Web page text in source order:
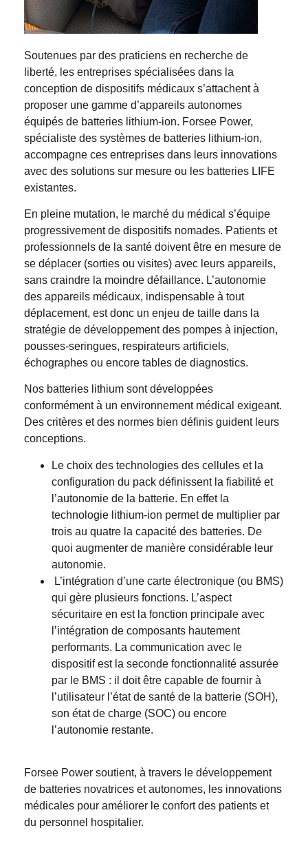
Soutenues par des praticiens en recherche de
liberté, les entreprises spécialisées dans la
conception de dispositifs médicaux s’attachent à
proposer une gamme d’appareils autonomes
équipés de batteries lithium-ion. Forsee Power,
spécialiste des systèmes de batteries lithium-ion,
accompagne ces entreprises dans leurs innovations
avec des solutions sur mesure ou les batteries LIFE
existantes.
En pleine mutation, le marché du médical s’équipe
progressivement de dispositifs nomades. Patients et
professionnels de la santé doivent être en mesure de
se déplacer (sorties ou visites) avec leurs appareils,
sans craindre la moindre défaillance. L’autonomie
des appareils médicaux, indispensable à tout
déplacement, est donc un enjeu de taille dans la
stratégie de développement des pompes à injection,
pousses-seringues, respirateurs artificiels,
échographes ou encore tables de diagnostics.
Nos batteries lithium sont développées
conformément à un environnement médical exigeant.
Des critères et des normes bien définis guident leurs
conceptions.
Le choix des technologies des cellules et la
configuration du pack définissent la fiabilité et
l’autonomie de la batterie. En effet la
technologie lithium-ion permet de multiplier par
trois au quatre la capacité des batteries. De
quoi augmenter de manière considérable leur
autonomie.
L’intégration d’une carte électronique (ou BMS)
qui gère plusieurs fonctions. L’aspect
sécuritaire en est la fonction principale avec
l’intégration de composants hautement
performants. La communication avec le
dispositif est la seconde fonctionnalité assurée
par le BMS : il doit être capable de fournir à
l’utilisateur l’état de santé de la batterie (SOH),
son état de charge (SOC) ou encore
l’autonomie restante.
Forsee Power soutient, à travers le développement
de batteries novatrices et autonomes, les innovations
médicales pour améliorer le confort des patients et
du personnel hospitalier.